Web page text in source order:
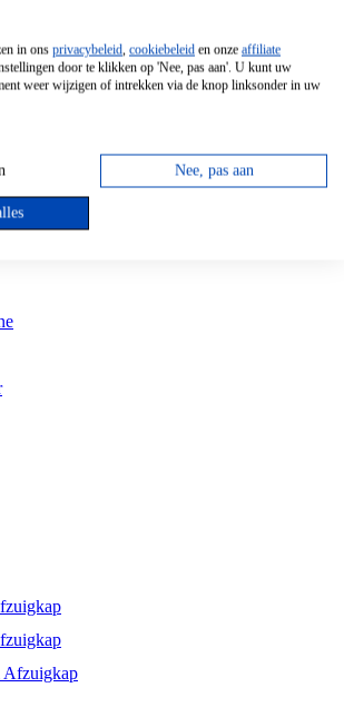
Kookplaat
Afzuigkap
in ons privacybeleid, cookiebeleid en onze affiliate
door te klikken op 'Nee, pas aan'. U kunt uw
weer wijzigen of intrekken via de knop linksonder in uw
Nee, pas aan